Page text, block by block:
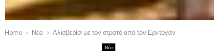
Home Νέα Αλισβερίσι με τον στρατό από τον Ερντογάν
Νέα